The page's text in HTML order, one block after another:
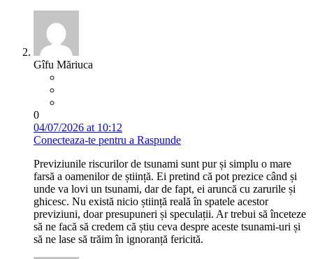
Gîfu Măriuca
0
04/07/2026 at 10:12
Conecteaza-te pentru a Raspunde
Previziunile riscurilor de tsunami sunt pur și simplu o mare
farsă a oamenilor de știință. Ei pretind că pot prezice când și
unde va lovi un tsunami, dar de fapt, ei aruncă cu zarurile și
ghicesc. Nu există nicio știință reală în spatele acestor
previziuni, doar presupuneri și speculații. Ar trebui să înceteze
să ne facă să credem că știu ceva despre aceste tsunami-uri și
să ne lase să trăim în ignoranță fericită.